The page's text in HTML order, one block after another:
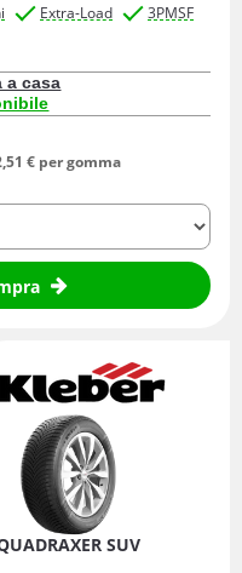
Extra-Load
3PMSF
a casa
51€ per gomma
SUV